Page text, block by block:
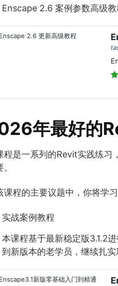
Enscape 2.6 案例参数高级教
年最好的
程是一系列的Revit实践练习
课程的主要议题中，你将学习
实战案例教程
本课程基于最新稳定版3.1.2
到新版本的老学员，继续扎